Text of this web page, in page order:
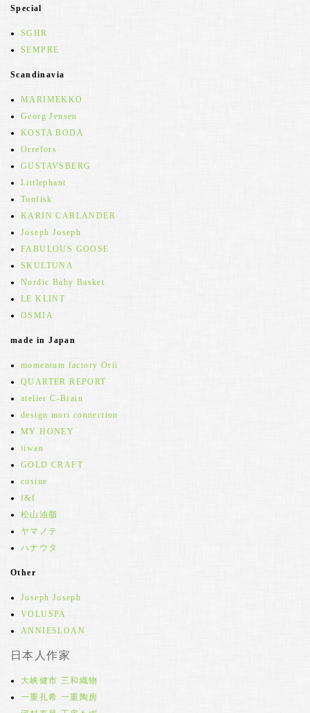
Special
SGHR
SEMPRE
Scandinavia
MARIMEKKO
Georg Jensen
KOSTA BODA
Orrefors
GUSTAVSBERG
Littlephant
Tonfisk
KARIN CARLANDER
Joseph Joseph
FABULOUS GOOSE
SKULTUNA
Nordic Baby Basket
LE KLINT
OSMIA
made in Japan
momentum factory Orii
QUARTER REPORT
atelier C-Brain
design mori connection
MY HONEY
iiwan
GOLD CRAFT
cosine
f&f
松山油脂
ヤマノテ
ハナウタ
Other
Joseph Joseph
VOLUSPA
ANNIESLOAN
日本人作家
大峡健市 三和織物
一重孔希 一重陶房